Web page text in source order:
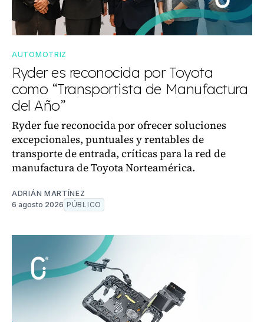
AUTOMOTRIZ
Ryder es reconocida por Toyota
como “Transportista de Manufactura
del Año”
Ryder fue reconocida por ofrecer soluciones
excepcionales, puntuales y rentables de
transporte de entrada, críticas para la red de
manufactura de Toyota Norteamérica.
ADRIÁN MARTÍNEZ
6 agosto 2026 PÚBLICO